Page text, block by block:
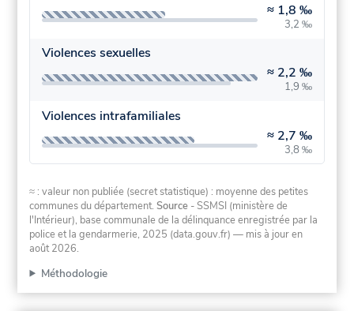
≈ 1,8 ‰
3,2 ‰
Violences sexuelles
≈ 2,2 ‰
1,9 ‰
Violences intrafamiliales
≈ 2,7 ‰
3,8 ‰
≈ : valeur non publiée (secret statistique) : moyenne des petites
communes du département.Source - SSMSI (ministère de
l'Intérieur), base communale de la délinquance enregistrée par la
police et la gendarmerie, 2025 (data.gouv.fr) — mis à jour en
août 2026.
Méthodologie